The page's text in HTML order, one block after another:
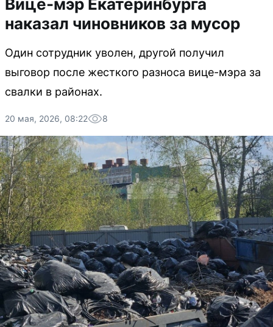
Вице-мэр Екатеринбурга
наказал чиновников за мусор
Один сотрудник уволен, другой получил
выговор после жесткого разноса вице-мэра за
свалки в районах.
20 мая, 2026, 08:22 8